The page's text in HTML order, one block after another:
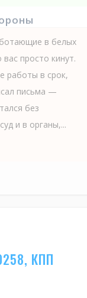
в белых
просто кинут.
работы в срок,
письма —
без
и в органы,...
КПП